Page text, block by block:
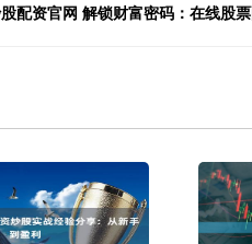
配资官网 解锁财富密码：在线股